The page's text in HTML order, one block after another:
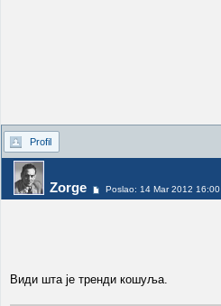
Profil
Zorge Poslao: 14 Mar 2012 16:00
Види шта је тренди кошуља.